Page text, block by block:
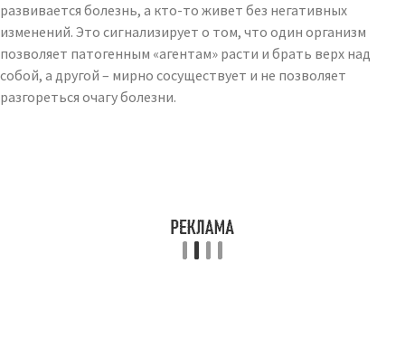
развивается болезнь, а кто-то живет без негативных
изменений. Это сигнализирует о том, что один организм
позволяет патогенным «агентам» расти и брать верх над
собой, а другой – мирно сосуществует и не позволяет
разгореться очагу болезни.